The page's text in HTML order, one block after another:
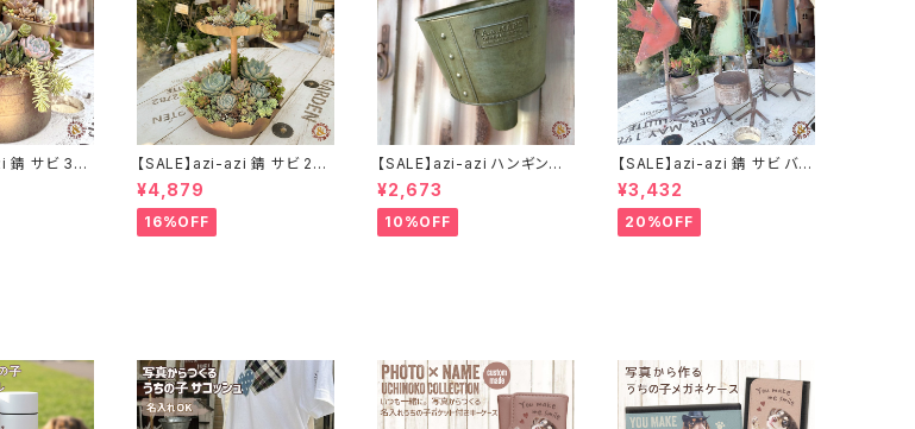
錆 サビ 3段
ー
【SALE】azi-azi 錆 サビ 2ス
テップ プランター
¥4,879
16%OFF
【SALE】azi-azi ハンギング
ブリキ漏斗プランターB
¥2,673
10%OFF
【SALE】azi-azi 錆 サビ バー
ドメタルプランター
¥3,432
20%OFF